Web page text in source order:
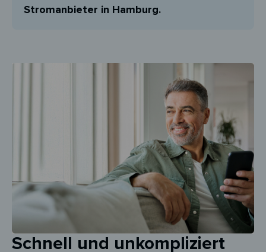
Stromanbieter in Hamburg.
Schnell und unkompliziert